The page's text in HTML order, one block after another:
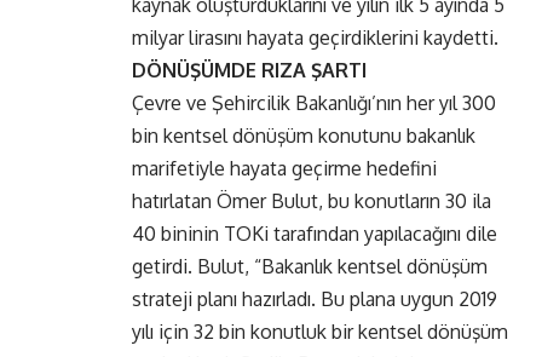
milyar lirasını hayata geçirdiklerini kaydetti.
DÖNÜŞÜMDE RIZA ŞARTI
Çevre ve Şehircilik Bakanlığı’nın her yıl 300
bin kentsel dönüşüm konutunu bakanlık
marifetiyle hayata geçirme hedefini
hatırlatan Ömer Bulut, bu konutların 30 ila
40 bininin TOKi tarafından yapılacağını dile
getirdi. Bulut, “Bakanlık kentsel dönüşüm
strateji planı hazırladı. Bu plana uygun 2019
yılı için 32 bin konutluk bir kentsel dönüşüm